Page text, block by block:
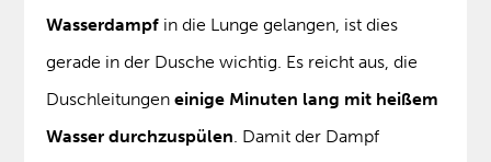
Wasserdampf in die Lunge gelangen, ist dies
gerade in der Dusche wichtig. Es reicht aus, die
Duschleitungeneinige Minuten lang mit heißem
Wasser durchzuspülen. Damit der Dampf